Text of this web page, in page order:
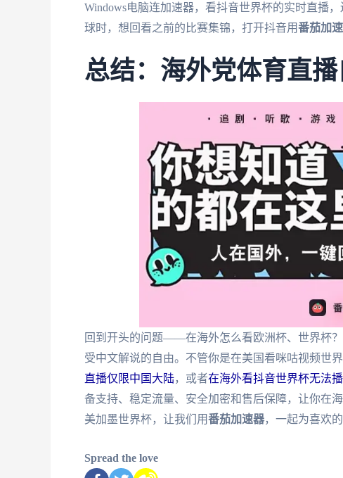
Windows电脑连加速器，看抖音世界杯的实时直播
球时，想回看之前的比赛集锦，打开抖音用番茄加
总结：海外党体育直
回到开头的问题——在海外怎么看欧洲杯、世界杯
受中文解说的自由。不管你是在美国看咪咕视频世
直播仅限中国大陆，或者在海外看抖音世界杯无法
备支持、稳定流量、安全加密和售后保障，让你在
美加墨世界杯，让我们用番茄加速器，一起为喜欢的
Spread the love